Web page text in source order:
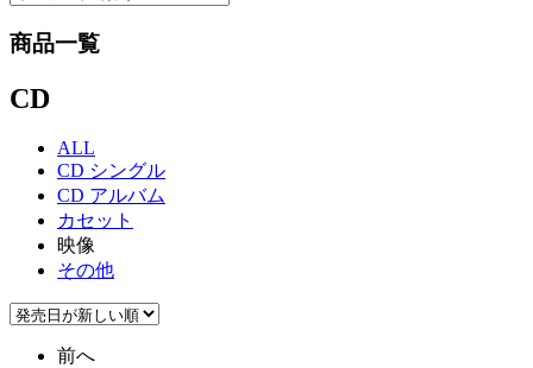
商品一覧
CD
ALL
CD シングル
CD アルバム
カセット
映像
その他
前へ